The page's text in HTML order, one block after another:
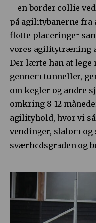
– en border collie
på agilitybanerne fra
flotte placeringer
vores agilitytræning
Der lærte han at lege
gennem tunneller,
om kegler og andre
omkring 8-12
agilityhold, hvor vi
vendinger, slalom
sværhedsgraden og